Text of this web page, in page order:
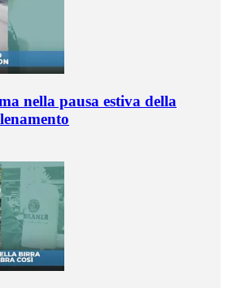
nella pausa estiva della